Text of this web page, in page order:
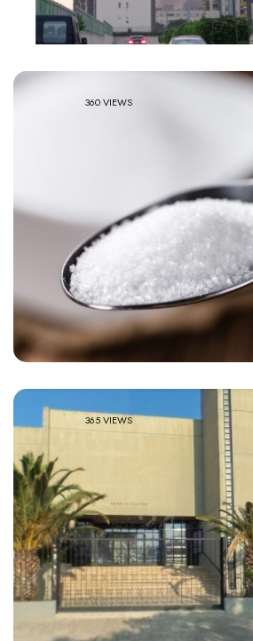
360 VIEWS
365 VIEWS